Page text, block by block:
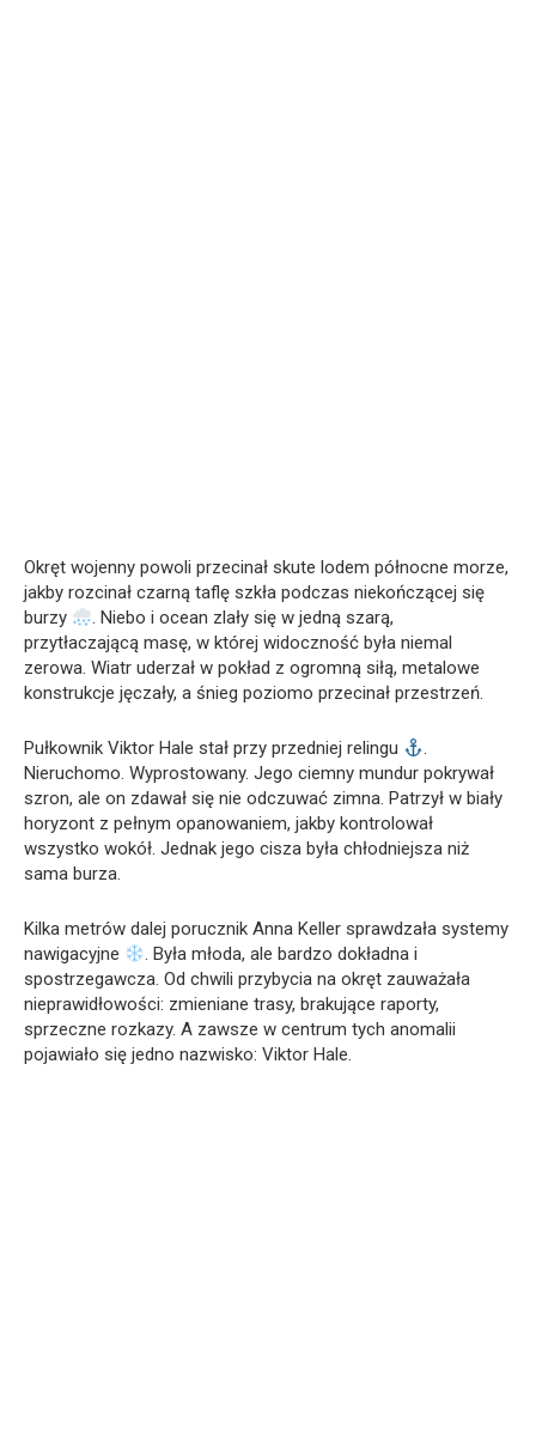
Okręt wojenny powoli przecinał skute lodem północne morze,
jakby rozcinał czarną taflę szkła podczas niekończącej się
burzy
. Niebo i ocean zlały się w jedną szarą,
przytłaczającą masę, w której widoczność była niemal
zerowa. Wiatr uderzał w pokład z ogromną siłą, metalowe
konstrukcje jęczały, a śnieg poziomo przecinał przestrzeń.
Pułkownik Viktor Hale stał przy przedniej relingu
.
Nieruchomo. Wyprostowany. Jego ciemny mundur pokrywał
szron, ale on zdawał się nie odczuwać zimna. Patrzył w biały
horyzont z pełnym opanowaniem, jakby kontrolował
wszystko wokół. Jednak jego cisza była chłodniejsza niż
sama burza.
Kilka metrów dalej porucznik Anna Keller sprawdzała systemy
nawigacyjne
. Była młoda, ale bardzo dokładna i
spostrzegawcza. Od chwili przybycia na okręt zauważała
nieprawidłowości: zmieniane trasy, brakujące raporty,
sprzeczne rozkazy. A zawsze w centrum tych anomalii
pojawiało się jedno nazwisko: Viktor Hale.